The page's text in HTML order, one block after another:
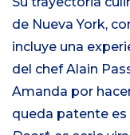
de Nueva York,
incluye una
del chef Alain
Amanda por
queda patente